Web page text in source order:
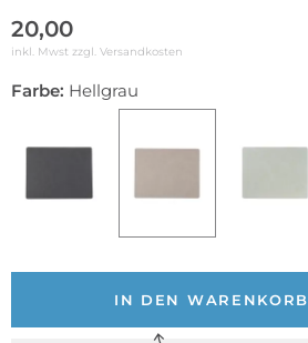
20,00
inkl. Mwst zzgl. Versandkosten
Farbe: Hellgrau
IN DEN WARENKORB